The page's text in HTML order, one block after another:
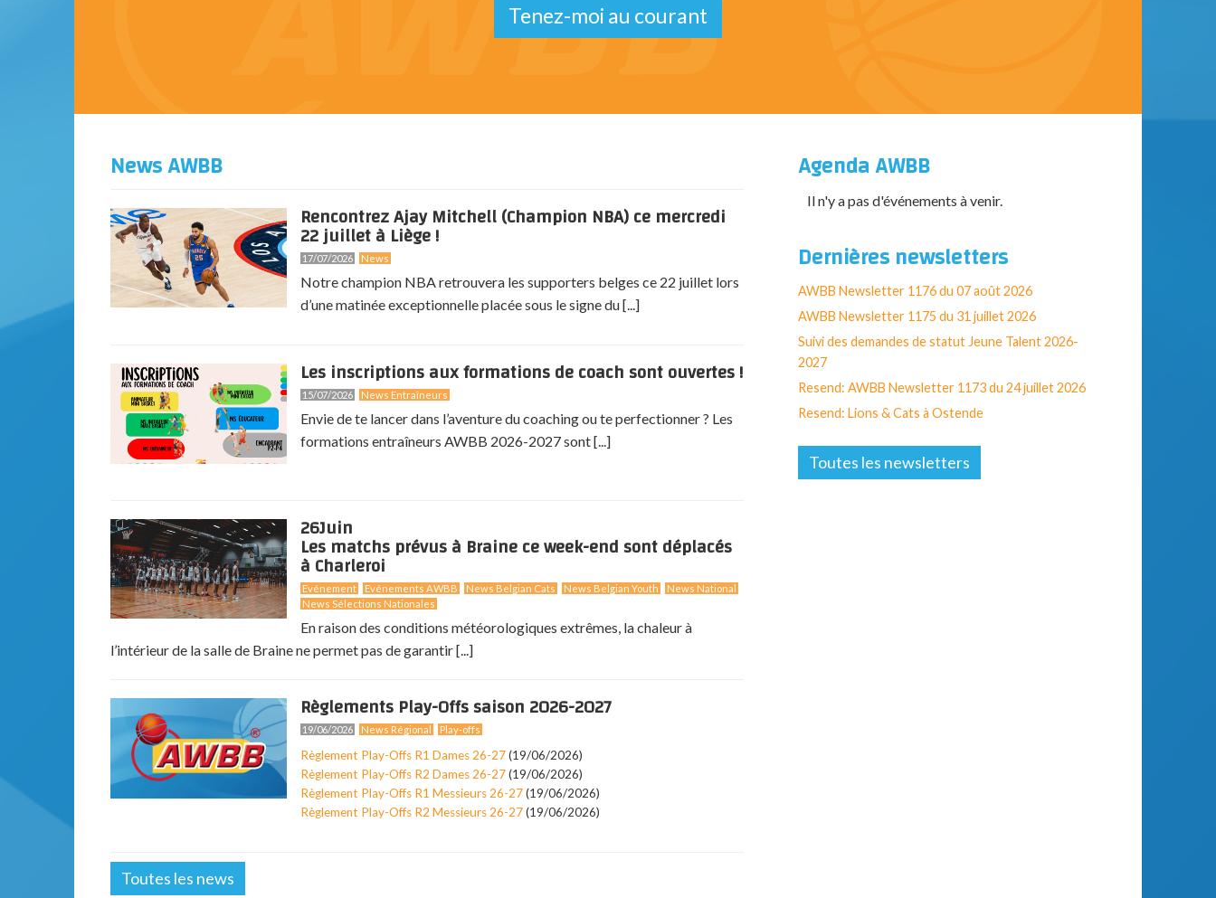
Tenez-moi au courant
News AWBB
Rencontrez Ajay Mitchell (Champion NBA) ce mercredi
22 juillet à Liège !
17/07/2026 News
Notre champion NBA retrouvera les supporters belges ce 22 juillet lors
d’une matinée exceptionnelle placée sous le signe du [...]
Les inscriptions aux formations de coach sont ouvertes !
15/07/2026 News Entraîneurs
Envie de te lancer dans l’aventure du coaching ou te perfectionner ? Les
formations entraîneurs AWBB 2026-2027 sont [...]
26Juin
Les matchs prévus à Braine ce week-end sont déplacés
à Charleroi
Evénement Evénements AWBB News Belgian Cats News Belgian Youth
News National
News Sélections Nationales
En raison des conditions météorologiques extrêmes, la chaleur à
l’intérieur de la salle de Braine ne permet pas de garantir [...]
Règlements Play-Offs saison 2026-2027
19/06/2026 News Régional Play-offs
Règlement Play-Offs R1 Dames 26-27(19/06/2026)
Règlement Play-Offs R2 Dames 26-27(19/06/2026)
Règlement Play-Offs R1 Messieurs 26-27(19/06/2026)
Règlement Play-Offs R2 Messieurs 26-27(19/06/2026)
Toutes les news
Agenda AWBB
Il n'y a pas d'événements à venir.
Dernières newsletters
AWBB Newsletter 1176 du 07 août 2026
AWBB Newsletter 1175 du 31 juillet 2026
Suivi des demandes de statut Jeune Talent 2026-
2027
Resend: AWBB Newsletter 1173 du 24 juillet 2026
Resend: Lions & Cats à Ostende
Toutes les newsletters